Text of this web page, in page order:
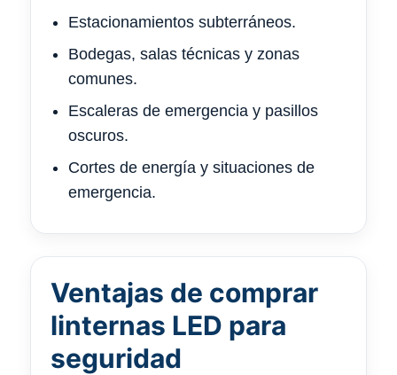
Estacionamientos subterráneos.
Bodegas, salas técnicas y zonas
comunes.
Escaleras de emergencia y pasillos
oscuros.
Cortes de energía y situaciones de
emergencia.
Ventajas de comprar
linternas LED para
seguridad